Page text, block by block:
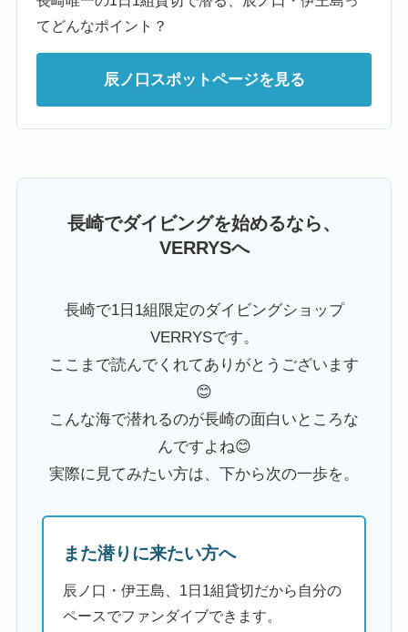
てどんなポイント？
辰ノ口スポットページを見る
長崎でダイビングを始めるなら、
VERRYSへ
長崎で1日1組限定のダイビングショップ
VERRYSです。
ここまで読んでくれてありがとうございます
😊
こんな海で潜れるのが長崎の面白いところな
んですよね😊
実際に見てみたい方は、下から次の一歩を。
また潜りに来たい方へ
辰ノ口・伊王島、1日1組貸切だから自分の
ペースでファンダイブできます。